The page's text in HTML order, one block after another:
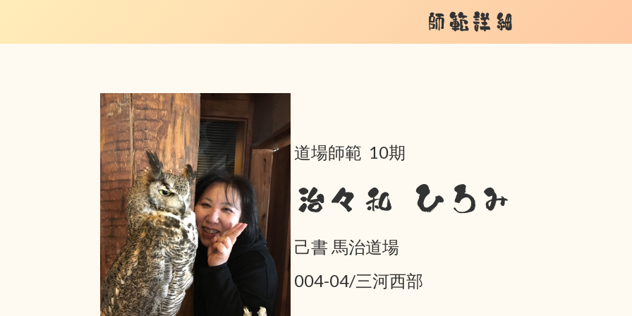
師範詳細
道場師範 10期
治々和 ひろみ
己書 馬治道場
004-04/三河西部